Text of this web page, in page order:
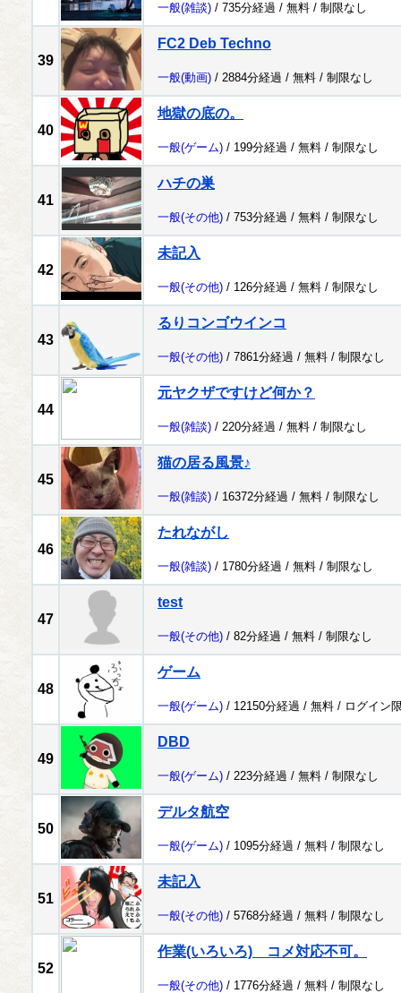
一般(雑談) / 735分経過 / 無料 / 制限なし
39
FC2 Deb Techno
一般(動画) / 2884分経過 / 無料 / 制限なし
40
地獄の底の。
一般(ゲーム) / 199分経過 / 無料 / 制限なし
41
ハチの巣
一般(その他) / 753分経過 / 無料 / 制限なし
42
未記入
一般(その他) / 126分経過 / 無料 / 制限なし
43
るりコンゴウインコ
一般(その他) / 7861分経過 / 無料 / 制限なし
44
元ヤクザですけど何か？
一般(雑談) / 220分経過 / 無料 / 制限なし
45
猫の居る風景♪
一般(雑談) / 16372分経過 / 無料 / 制限なし
46
たれながし
一般(雑談) / 1780分経過 / 無料 / 制限なし
47
test
一般(その他) / 82分経過 / 無料 / 制限なし
48
ゲーム
一般(ゲーム) / 12150分経過 / 無料 / ログイン
49
DBD
一般(ゲーム) / 223分経過 / 無料 / 制限なし
50
デルタ航空
一般(ゲーム) / 1095分経過 / 無料 / 制限なし
51
未記入
一般(その他) / 5768分経過 / 無料 / 制限なし
52
作業(いろいろ) コメ対応不可。
一般(その他) / 1776分経過 / 無料 / 制限なし